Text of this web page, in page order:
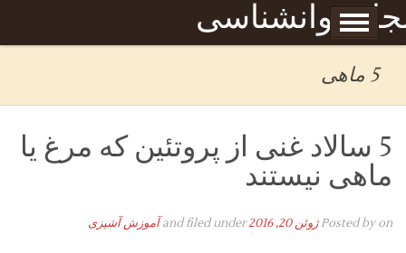
روانشناسی
Skip to content
برگه نمونه
5 ماهی
5 سالاد غنی از پروتئین که مرغ یا
ماهی نیستند
Posted byon ژوئن 20, 2016 and filed under آموزش آشپزی